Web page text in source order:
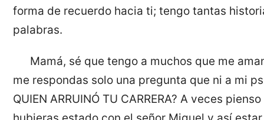
forma de recuerdo hacia ti; tengo tantas
palabras.
Mamá, sé que tengo a muchos que me
me respondas solo una pregunta que ni a mi
QUIEN ARRUINÓ TU CARRERA? A veces